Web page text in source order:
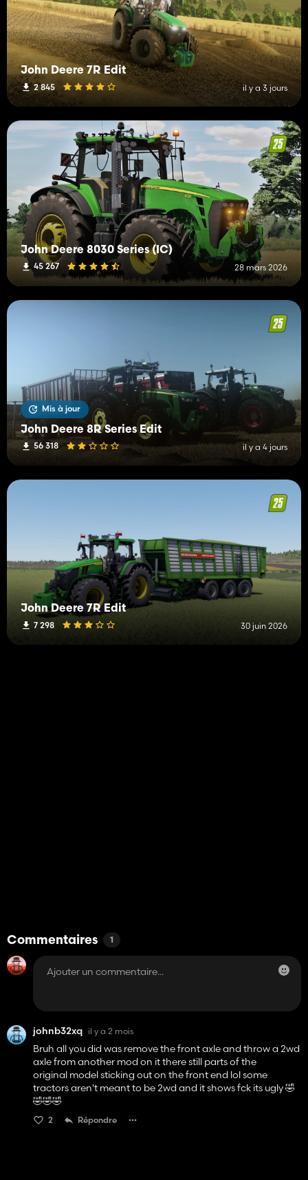
John Deere 7R Edit
2 845 il y a 3 jours
John Deere 8030 Series (IC)
45 267 28 mars 2026
Mis à jour
John Deere 8R Series Edit
56 318 il y a 4 jours
John Deere 7R Edit
7 298 30 juin 2026
Commentaires 1
johnb32xq il y a 2 mois
Bruh all you did was remove the front axle and throw a 2wd
axle from another mod on it there still parts of the
original model sticking out on the front end lol some
tractors aren't meant to be 2wd and it shows fck its ugly 🤣
🤣🤣🤣
2 Répondre